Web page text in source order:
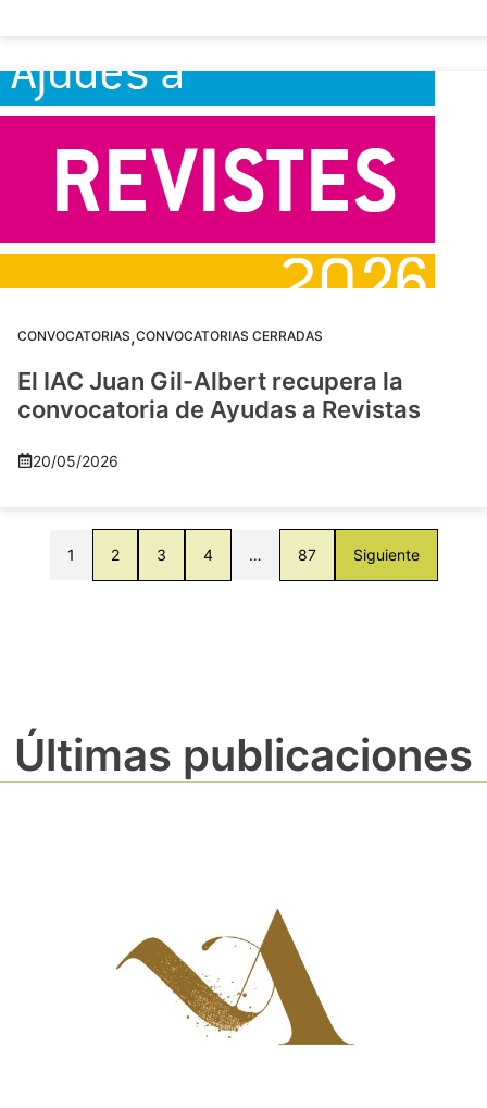
CONVOCATORIAS,CONVOCATORIAS CERRADAS
El IAC Juan Gil-Albert recupera la
convocatoria de Ayudas a Revistas
20/05/2026
1 2 3 4 … 87 Siguiente
Últimas publicaciones